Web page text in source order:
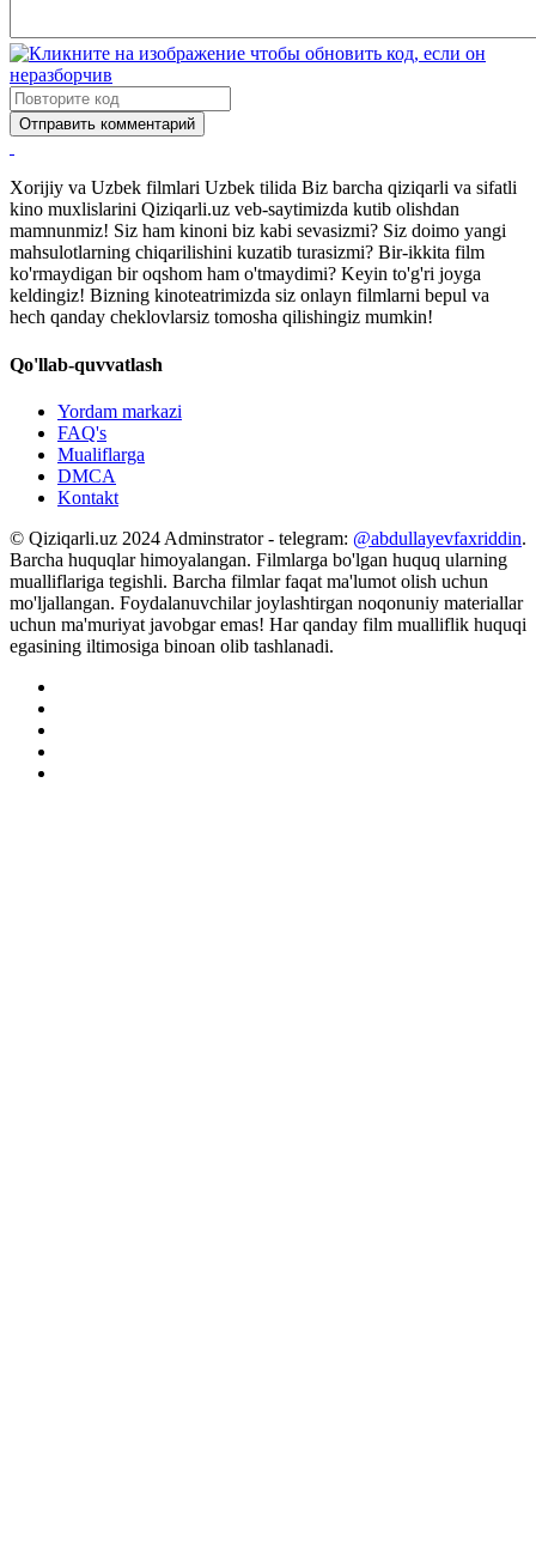
Отправить комментарий
Xorijiy va Uzbek filmlari Uzbek tilida Biz barcha qiziqarli va sifatli
kino muxlislarini Qiziqarli.uz veb-saytimizda kutib olishdan
mamnunmiz! Siz ham kinoni biz kabi sevasizmi? Siz doimo yangi
mahsulotlarning chiqarilishini kuzatib turasizmi? Bir-ikkita film
ko'rmaydigan bir oqshom ham o'tmaydimi? Keyin to'g'ri joyga
keldingiz! Bizning kinoteatrimizda siz onlayn filmlarni bepul va
hech qanday cheklovlarsiz tomosha qilishingiz mumkin!
Qo'llab-quvvatlash
Yordam markazi
FAQ's
Mualiflarga
DMCA
Kontakt
© Qiziqarli.uz 2024 Adminstrator - telegram: @abdullayevfaxriddin.
Barcha huquqlar himoyalangan. Filmlarga bo'lgan huquq ularning
mualliflariga tegishli. Barcha filmlar faqat ma'lumot olish uchun
mo'ljallangan. Foydalanuvchilar joylashtirgan noqonuniy materiallar
uchun ma'muriyat javobgar emas! Har qanday film mualliflik huquqi
egasining iltimosiga binoan olib tashlanadi.